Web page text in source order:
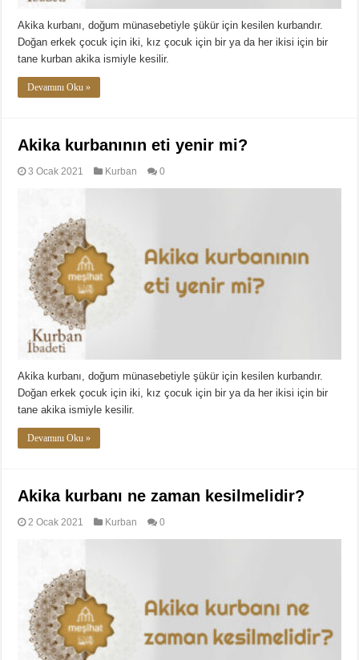
Akika kurbanı, doğum münasebetiyle şükür için kesilen kurbandır.
Doğan erkek çocuk için iki, kız çocuk için bir ya da her ikisi için bir
tane kurban akika ismiyle kesilir.
Devamını Oku »
Akika kurbanının eti yenir mi?
3 Ocak 2021 Kurban 0
Akika kurbanı, doğum münasebetiyle şükür için kesilen kurbandır.
Doğan erkek çocuk için iki, kız çocuk için bir ya da her ikisi için bir
tane akika ismiyle kesilir.
Devamını Oku »
Akika kurbanı ne zaman kesilmelidir?
2 Ocak 2021 Kurban 0